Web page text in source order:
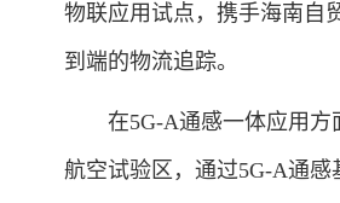
物联应用试点，携手海南自
到端的物流追踪。
在5G-A通感一体应用
航空试验区，通过5G-A通